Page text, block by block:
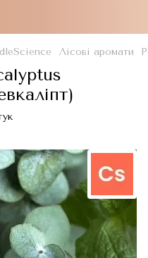
Лісові аромати